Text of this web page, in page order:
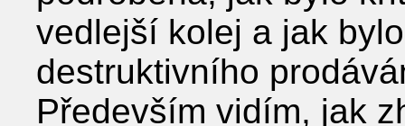
vedlejší kolej a jak
destruktivního
Především vidím, jak